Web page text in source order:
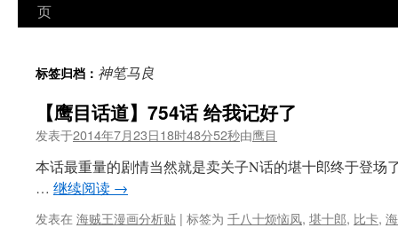
至
文
页
标签归档： 神笔马良
【鹰目话道】754话 给我记好了
发表于2014年7月23日18时48分52秒由鹰目
本话最重量的剧情当然就是卖关子N话的堪十郎终于登场
… 继续阅读 →
发表在 海贼王漫画分析贴 | 标签为 千八十烦恼凤, 堪十郎, 比卡,